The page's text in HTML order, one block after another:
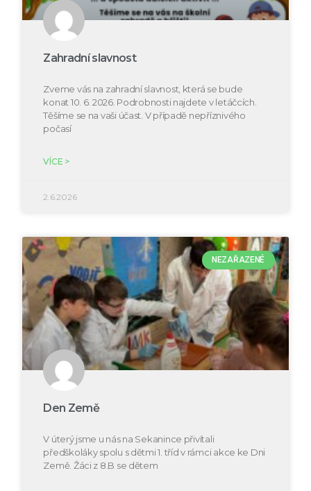
Zahradní slavnost
Zveme vás na zahradní slavnost, která se bude
konat 10. 6. 2026. Podrobnosti najdete v letáčcích.
Těšíme se na vaši účast. V případě nepříznivého
počasí
VÍCE >
2.6.2026
NEZAŘAZENÉ
Den Země
V úterý jsme u nás na Sekanince přivítali
předškoláky spolu s dětmi 1. tříd v rámci akce ke Dni
Země. Žáci z 8.B se dětem